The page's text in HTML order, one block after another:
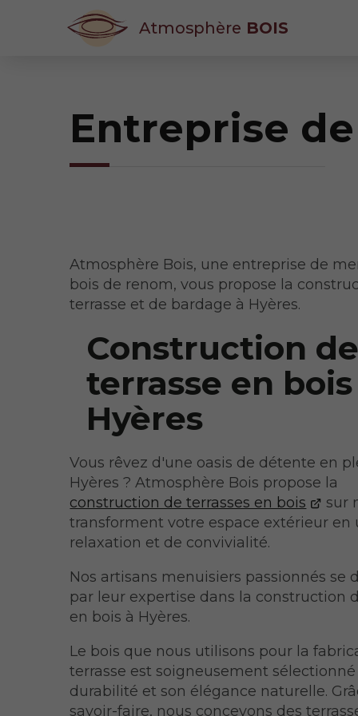
Atmosphère BOIS
Entreprise
Atmosphère Bois, une entreprise de
bois de renom, vous propose la
terrasse et de bardage à Hyères.
Construction de
terrasse en bois
Hyères
Vous rêvez d'une oasis de détente en
Hyères ? Atmosphère Bois propose la
construction de terrasses en bois
sur
transforment votre espace extérieur en
relaxation et de convivialité.
Nos artisans menuisiers passionnés se
par leur expertise dans la construction
en bois à Hyères.
Le bois que nous utilisons pour la
terrasse est soigneusement sélectionné
durabilité et son élégance naturelle.
savoir-faire, nous concevons des